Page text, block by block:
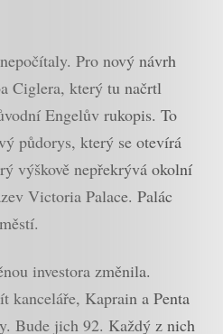
Pro nový návrh
Ciglera, který tu načrtl
Engelův rukopis. To
půdorys, který se otevírá
výškově nepřekrývá okolní
Victoria Palace. Palác
investora změnila.
kanceláře, Kaprain a Penta
Bude jich 92. Každý z nich